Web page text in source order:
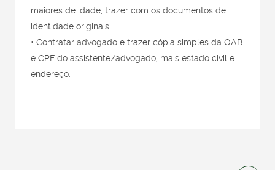
maiores de idade, trazer com os documentos de
identidade originais.
• Contratar advogado e trazer cópia simples da OAB
e CPF do assistente/advogado, mais estado civil e
endereço.